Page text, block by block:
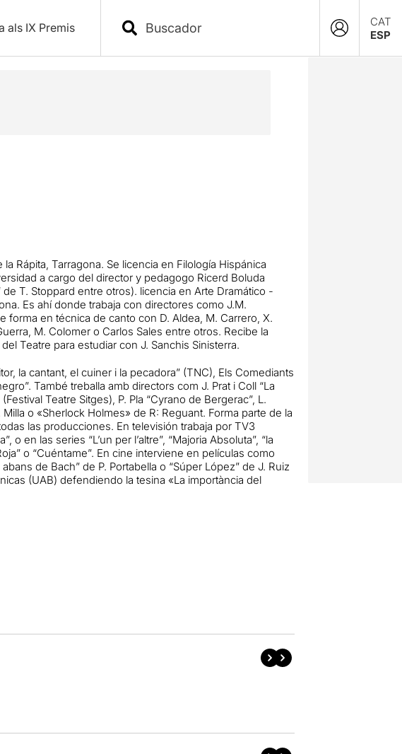
als IX Premis
CAT
ESP
Rápita, Tarragona. Se licencia en Filología Hispánica
a cargo del director y pedagogo Ricerd Boluda
de T. Stoppard entre otros). licencia en Arte Dramático -
Es ahí donde trabaja con directores como J.M.
forma en técnica de canto con D. Aldea, M. Carrero, X.
M. Colomer o Carlos Sales entre otros. Recibe la
Teatre para estudiar con J. Sanchis Sinisterra.
la cantant, el cuiner i la pecadora” (TNC), Els Comediants
També treballa amb directors com J. Prat i Coll “La
Teatre Sitges), P. Pla “Cyrano de Bergerac”, L.
o «Sherlock Holmes» de R: Reguant. Forma parte de la
las producciones. En televisión trabaja por TV3
en las series “L’un per l’altre”, “Majoria Absoluta”, “la
o “Cuéntame”. En cine interviene en películas como
abans de Bach” de P. Portabella o “Súper López” de J. Ruiz
(UAB) defendiendo la tesina «La importància del